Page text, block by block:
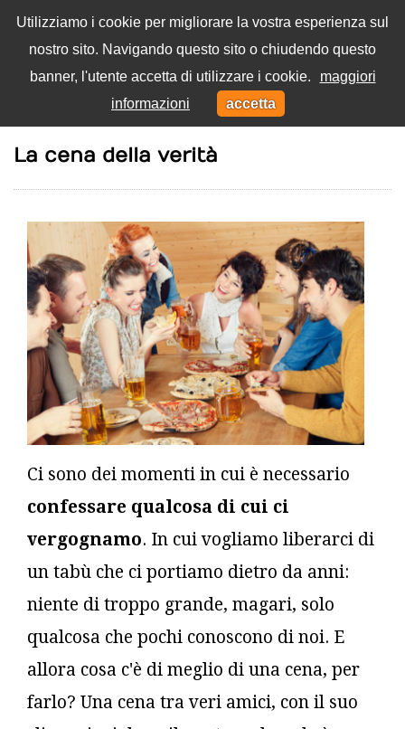
Utilizziamo i cookie per migliorare la vostra esperienza sul
nostro sito. Navigando questo sito o chiudendo questo
banner, l'utente accetta di utilizzare i cookie.
maggiori
informazioni
accetta
Menu
La cena della verità
Ci sono dei momenti in cui è necessario
confessare qualcosa di cui ci
vergognamo. In cui vogliamo liberarci di
un tabù che ci portiamo dietro da anni:
niente di troppo grande, magari, solo
qualcosa che pochi conoscono di noi. E
allora cosa c'è di meglio di una cena, per
farlo? Una cena tra veri amici, con il suo